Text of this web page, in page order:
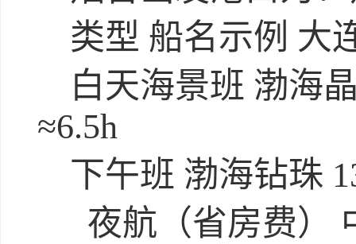
类型 船名示例 大
白天海景班 渤海
≈6.5h
下午班 渤海钻珠
夜航（省房费）